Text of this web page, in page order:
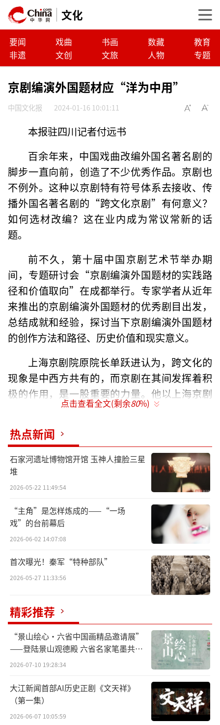
文化
要闻 戏曲 书画 数藏
教育
非遗
文创 文旅 人物 专题
京剧编演外国题材应“洋为中用”
中国文化报 2024-01-16 10:01:11
本报驻四川记者付远书
百余年来，中国戏曲改编外国名著名剧的
脚步一直向前，创造了不少优秀作品。京剧也
不例外。这种以京剧特有符号体系去接收、传
播外国名著名剧的“跨文化京剧”有何意义？
如何选材改编？这在业内成为常议常新的话
题。
前不久，第十届中国京剧艺术节举办期
间，专题研讨会“京剧编演外国题材的实践路
径和价值取向”在成都举行。专家学者从近年
来推出的京剧编演外国题材的优秀剧目出发，
总结成就和经验，探讨当下京剧编演外国题材
的创作方法和路径、历史价值和现实意义。
上海京剧院原院长单跃进认为，跨文化的
现象是中西方共有的，而京剧在其间发挥着积
极的作用，是一股重要的力量。他以上海京剧
院在2004年和2010年创排的《王子复仇记》为
国戏剧文化。
“剧中，王子在城头巡查‘遇见’老王灵
魂的情景，老戏迷很容易发现这与《秦琼观
阵》如出一辙。再比如末场，在一段悲凉深情
的吟唱后，王子徐徐做‘探海’式，接着突然
转身接‘射燕’，挺身‘僵尸’，轰然倒地。
每每至此，观众席如潮的掌声响起。有一位丹
麦资深记者曾对我说，她见过无数的哈姆雷特
之死，但京剧的哈姆雷特之死是让人心灵震撼
的。”单跃进介绍，除《王子复仇记》之外，
上海京剧院还推出了根据莎士比亚的戏剧《李
尔王》改编的《岐王梦》、改编自雨果的小说
《巴黎圣母院》的《情殇钟楼》，以及源自契
诃夫小说的《小吏之死》……一系列的跨文化
戏剧实践，既着眼于中外文化交流，又着眼于
京剧艺术自身的拓展。
百余年来，京剧通过改编外国题材不断彰
点击查看全文(剩余80%)
热点新闻
石家河遗址博物馆开馆 玉神人撞脸三星
堆
2026-05-22 11:49:54
“主角”是怎样炼成的——“一场
戏”的台前幕后
2026-06-02 14:07:08
首次曝光！秦军“特种部队”
2026-05-27 11:33:56
精彩推荐
“景山绘心・六省中国画精品邀请展”
——登陆景山观德殿 六省名家笔墨共绘
中轴雅韵
2026-07-10 19:28:34
大江新闻首部AI历史正剧《文天祥》
（第一集）
2026-06-07 10:05:59